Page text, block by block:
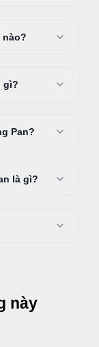
nào?
gì?
Pan?
là gì?
này